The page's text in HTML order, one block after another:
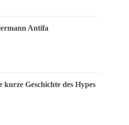
Antifa
kurze Geschichte des Hypes